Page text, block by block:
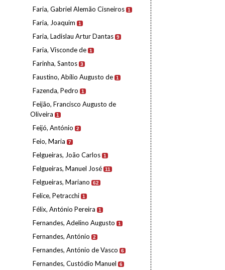
Faria, Gabriel Alemão Cisneiros 1
Faria, Joaquim 1
Faria, Ladislau Artur Dantas 9
Faria, Visconde de 1
Farinha, Santos 3
Faustino, Abílio Augusto de 1
Fazenda, Pedro 1
Feijão, Francisco Augusto de
Oliveira
1
Feijó, António 2
Feio, Maria 7
Felgueiras, João Carlos 1
Felgueiras, Manuel José 11
Felgueiras, Mariano 62
Felice, Petracchi 1
Félix, António Pereira 1
Fernandes, Adelino Augusto 1
Fernandes, António 2
Fernandes, António de Vasco 6
Fernandes, Custódio Manuel 6